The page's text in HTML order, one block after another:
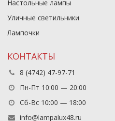
Настольные лампы
Уличные светильники
Лампочки
КОНТАКТЫ
8 (4742) 47-97-71
Пн-Пт 10:00 — 20:00
Сб-Вс 10:00 — 18:00
info@lampalux48.ru